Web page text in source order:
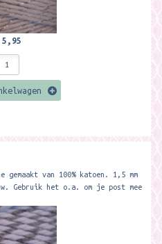
van 100% katoen. 1,5 mm
Gebruik het o.a. om je post mee